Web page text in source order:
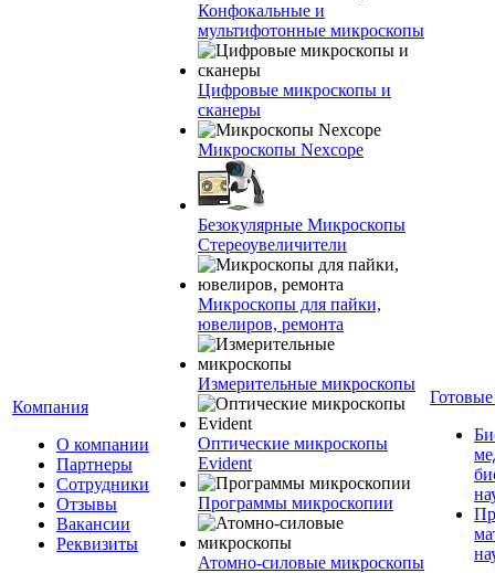
Компания
О компании
Партнеры
Сотрудники
Отзывы
Вакансии
Реквизиты
Конфокальные и
мультифотонные микроскопы
Цифровые микроскопы и
сканеры
Микроскопы Nexcope
Безокулярные Микроскопы
Стереоувеличители
Микроскопы для пайки,
ювелиров, ремонта
Измерительные микроскопы
Оптические микроскопы
Evident
Программы микроскопии
Атомно-силовые микроскопы